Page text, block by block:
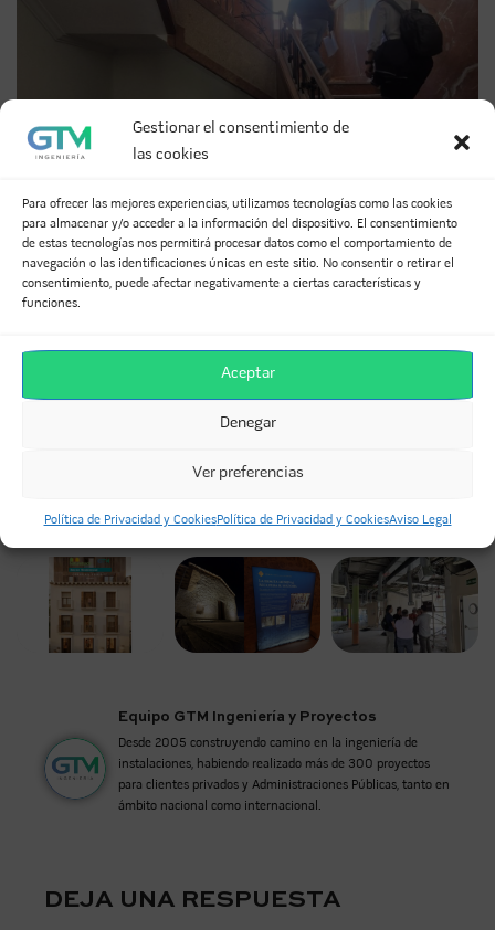
Gestionar el consentimiento de
las cookies
Para ofrecer las mejores experiencias, utilizamos tecnologías como las cookies
para almacenar y/o acceder a la información del dispositivo. El consentimiento
de estas tecnologías nos permitirá procesar datos como el comportamiento de
navegación o las identificaciones únicas en este sitio. No consentir o retirar el
consentimiento, puede afectar negativamente a ciertas características y
funciones.
Aceptar
Denegar
Ver preferencias
Política de Privacidad y CookiesPolítica de Privacidad y CookiesAviso Legal
Equipo GTM Ingeniería y Proyectos
Desde 2005 construyendo camino en la ingeniería de
instalaciones, habiendo realizado más de 300 proyectos
para clientes privados y Administraciones Públicas, tanto en
ámbito nacional como internacional.
DEJA UNA RESPUESTA